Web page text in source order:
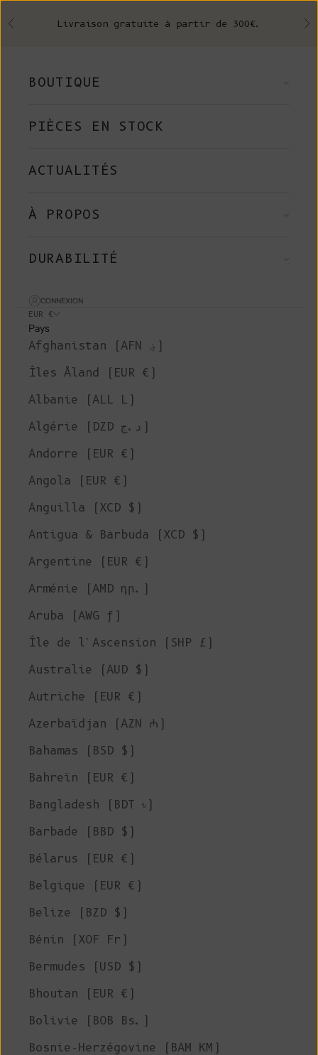
Précédent Livraison gratuite à partir de 300€.
BOUTIQUE
PIÈCES EN STOCK
ACTUALITÉS
À PROPOS
DURABILITÉ
CONNEXION
EUR €
Pays
Afghanistan (AFN ؋)
Îles Åland (EUR €)
Albanie (ALL L)
Algérie (DZD د.ج)
Andorre (EUR €)
Angola (EUR €)
Anguilla (XCD $)
Antigua & Barbuda (XCD $)
Argentine (EUR €)
Arménie (AMD դր.)
Aruba (AWG ƒ)
Île de l'Ascension (SHP £)
Australie (AUD $)
Autriche (EUR €)
Azerbaïdjan (AZN ₼)
Bahamas (BSD $)
Bahreïn (EUR €)
Bangladesh (BDT ৳)
Barbade (BBD $)
Bélarus (EUR €)
Belgique (EUR €)
Belize (BZD $)
Bénin (XOF Fr)
Bermudes (USD $)
Bhoutan (EUR €)
Bolivie (BOB Bs.)
Bosnie-Herzégovine (BAM КМ)